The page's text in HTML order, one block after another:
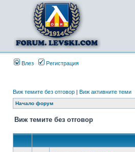
Влез Регистрация
Виж темите без отговор | Виж активните теми
Начало форум
Виж темите без отговор